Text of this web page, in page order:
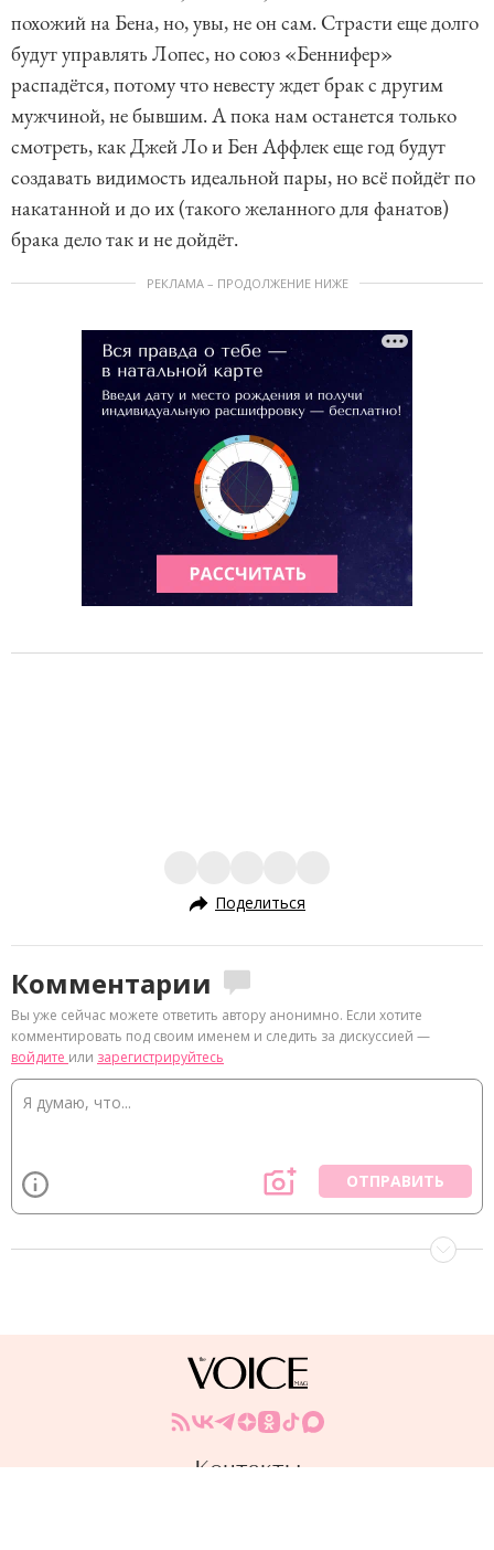
похожий на Бена, но, увы, не он сам. Страсти еще долго
будут управлять Лопес, но союз «Беннифер»
распадётся, потому что невесту ждет брак с другим
мужчиной, не бывшим. А пока нам останется только
смотреть, как Джей Ло и Бен Аффлек еще год будут
создавать видимость идеальной пары, но всё пойдёт по
накатанной и до их (такого желанного для фанатов)
брака дело так и не дойдёт.
РЕКЛАМА – ПРОДОЛЖЕНИЕ НИЖЕ
Поделиться
Комментарии
Вы уже сейчас можете ответить автору анонимно. Если хотите
комментировать под своим именем и следить за дискуссией —
войдите или зарегистрируйтесь
ОТПРАВИТЬ
Контакты